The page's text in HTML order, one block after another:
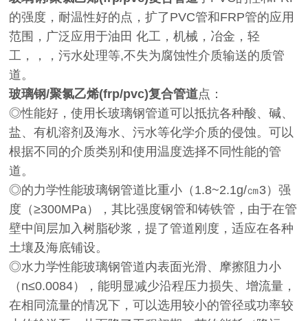
的强度，耐温性好的点，扩了PVC管和FRP管的应用
范围，广泛应用于油田 化工，机械，冶金，轻
工，，，污水处理等,不失为腐蚀性介质输送的质管
道。
玻璃钢/聚氯乙烯(frp/pvc)复合管道点：
◎性能好，使用长玻璃钢管道可以抵抗各种酸、碱、
盐、有机溶剂及海水、污水等化学介质的侵蚀。可以
根据不同的介质类别和使用温度选择不同性能的管
道。
◎的力学性能玻璃钢管道比重小（1.8~2.1g/㎝3）强
度（≥300MPa），其比强度钢管和铸铁管，由于在管
壁中间层加入树脂砂浆，提了管道刚度，适应在各种
土壤及海底铺设。
◎水力学性能玻璃钢管道内表面光滑、摩擦阻力小
（n≤0.0084），能明显减少沿程压力损失、增流量，
在相同流量的情况下，可以选用较小的管径或功率较